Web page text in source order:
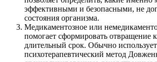
эффективными и безопасными, не
состояния организма.
Медикаментозное или
помогает сформировать отвращение
длительный срок. Обычно
психотерапевтический метод